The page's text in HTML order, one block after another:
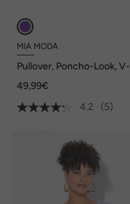
MIA MODA
Pullover, Poncho-Look, V-
49,99€
4.2
(5)